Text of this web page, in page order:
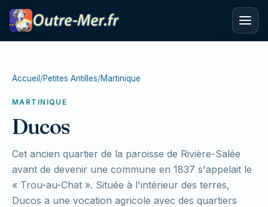
Accueil /Petites Antilles/Martinique
MARTINIQUE
Ducos
Cet ancien quartier de la paroisse de Rivière-Salée
avant de devenir une commune en 1837 s'appelait le
« Trou-au-Chat ». Située à l'intérieur des terres,
Ducos a une vocation agricole avec des quartiers